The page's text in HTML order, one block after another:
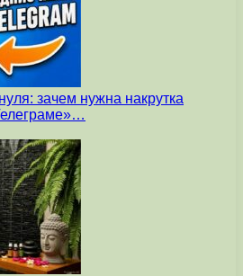
зачем нужна накрутка